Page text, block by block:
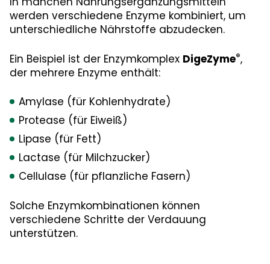
werden verschiedene Enzyme kombiniert, um
unterschiedliche Nährstoffe abzudecken.
Ein Beispiel ist der Enzymkomplex DigeZyme®,
der mehrere Enzyme enthält:
Amylase (für Kohlenhydrate)
Protease (für Eiweiß)
Lipase (für Fett)
Lactase (für Milchzucker)
Cellulase (für pflanzliche Fasern)
Solche Enzymkombinationen können
verschiedene Schritte der Verdauung
unterstützen.